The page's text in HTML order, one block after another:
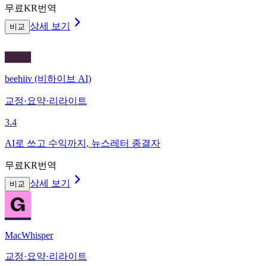
무료KR번역
비교 상세 보기
beehiiv (비하이브 AI)
교정·요약·리라이트
3.4
AI로 쓰고 수익까지, 뉴스레터 종결자
무료KR번역
비교 상세 보기
MacWhisper
교정·요약·리라이트